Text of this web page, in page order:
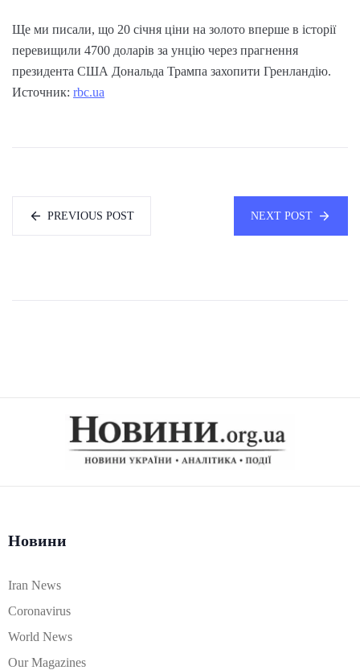
Ще ми писали, що 20 січня ціни на золото вперше в історії
перевищили 4700 доларів за унцію через прагнення
президента США Дональда Трампа захопити Гренландію.
Источник: rbc.ua
PREVIOUS POST NEXT POST
Новини
Iran News
Coronavirus
World News
Our Magazines